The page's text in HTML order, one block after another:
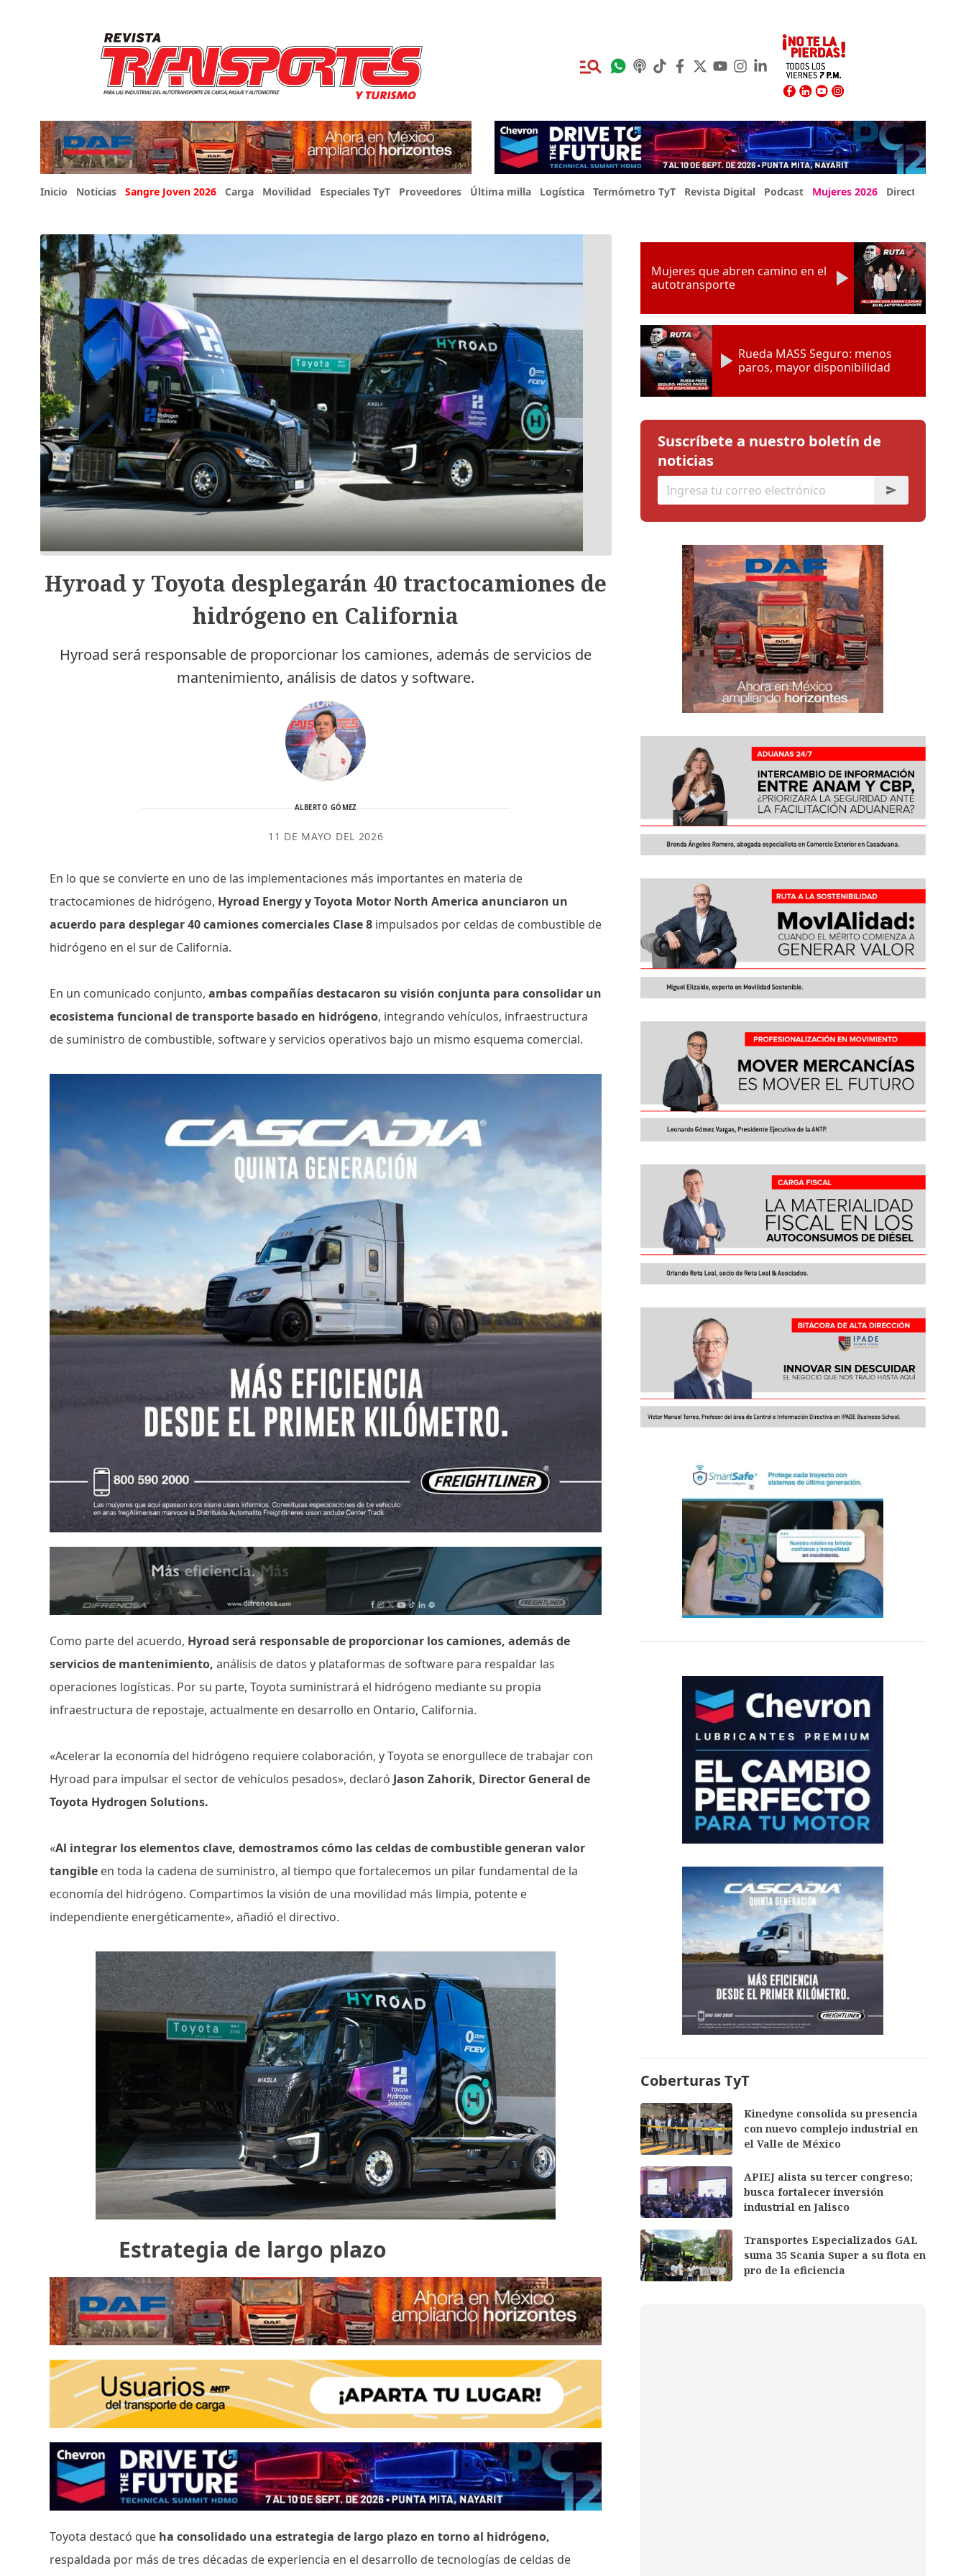
Inicio Noticias Sangre Joven 2026 Carga Movilidad Especiales TyT Proveedores Última milla Logística Termómetro TyT Revista Digital Podcast Mujeres 2026 Directorio Expo
Hyroad y Toyota desplegarán 40 tractocamiones de
hidrógeno en California
Hyroad será responsable de proporcionar los camiones, además de servicios de
mantenimiento, análisis de datos y software.
ALBERTO GÓMEZ
11 DE MAYO DEL 2026
En lo que se convierte en uno de las implementaciones más importantes en materia de
tractocamiones de hidrógeno, Hyroad Energy y Toyota Motor North America anunciaron un
acuerdo para desplegar 40 camiones comerciales Clase 8 impulsados por celdas de combustible de
hidrógeno en el sur de California.
En un comunicado conjunto,ambas compañías destacaron su visión conjunta para consolidar un
ecosistema funcional de transporte basado en hidrógeno, integrando vehículos, infraestructura
de suministro de combustible, software y servicios operativos bajo un mismo esquema comercial.
Como parte del acuerdo, Hyroad será responsable de proporcionar los camiones, además de
servicios de mantenimiento, análisis de datos y plataformas de software para respaldar las
operaciones logísticas. Por su parte, Toyota suministrará el hidrógeno mediante su propia
infraestructura de repostaje, actualmente en desarrollo en Ontario, California.
«Acelerar la economía del hidrógeno requiere colaboración, y Toyota se enorgullece de trabajar con
Hyroad para impulsar el sector de vehículos pesados», declaró Jason Zahorik, Director General de
Toyota Hydrogen Solutions.
«Al integrar los elementos clave, demostramos cómo las celdas de combustible generan valor
tangible en toda la cadena de suministro, al tiempo que fortalecemos un pilar fundamental de la
economía del hidrógeno. Compartimos la visión de una movilidad más limpia, potente e
independiente energéticamente», añadió el directivo.
Estrategia de largo plazo
Toyota destacó que ha consolidado una estrategia de largo plazo en torno al hidrógeno,
respaldada por más de tres décadas de experiencia en el desarrollo de tecnologías de celdas de
Mujeres que abren camino en el
autotransporte
Rueda MASS Seguro: menos
paros, mayor disponibilidad
Suscríbete a nuestro boletín de
noticias
Coberturas TyT
Kinedyne consolida su presencia
con nuevo complejo industrial en
el Valle de México
APIEJ alista su tercer congreso;
busca fortalecer inversión
industrial en Jalisco
Transportes Especializados GAL
suma 35 Scania Super a su flota en
pro de la eficiencia